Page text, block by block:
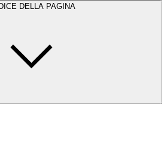
DELLA PAGINA